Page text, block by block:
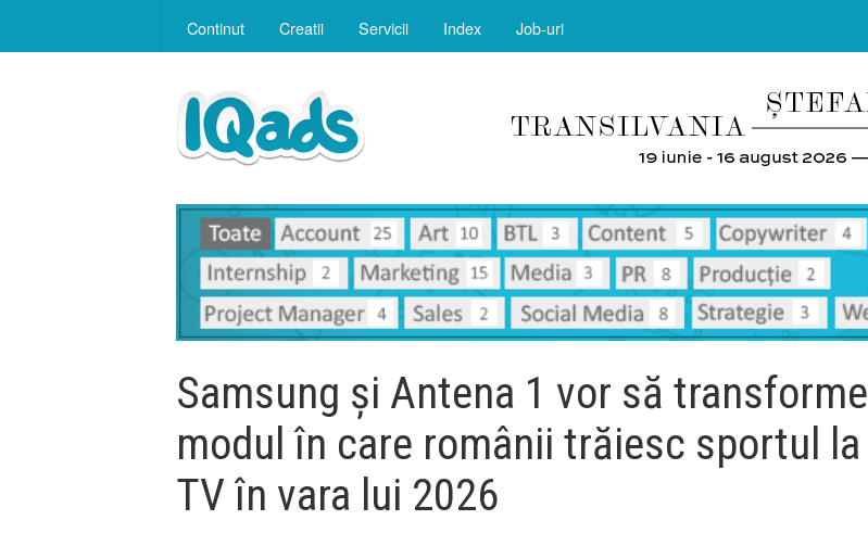
Continut Creatii Servicii Index Job-uri
Samsung și Antena 1 vor să transforme
modul în care românii trăiesc sportul la
TV în vara lui 2026